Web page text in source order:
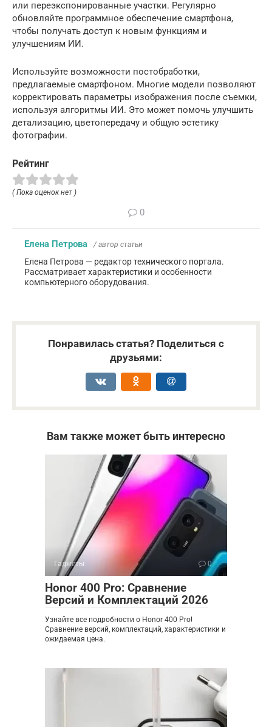
или переэкспонированные участки. Регулярно
обновляйте программное обеспечение смартфона,
чтобы получать доступ к новым функциям и
улучшениям ИИ.
Используйте возможности постобработки,
предлагаемые смартфоном. Многие модели позволяют
корректировать параметры изображения после съемки,
используя алгоритмы ИИ. Это может помочь улучшить
детализацию, цветопередачу и общую эстетику
фотографии.
Рейтинг
( Пока оценок нет )
0
Елена Петрова / автор статьи
Елена Петрова — редактор технического портала.
Рассматривает характеристики и особенности
компьютерного оборудования.
Понравилась статья? Поделиться с
друзьями:
Вам также может быть интересно
Гаджеты 0
Honor 400 Pro: Сравнение
Версий и Комплектаций 2026
Узнайте все подробности о Honor 400 Pro!
Сравнение версий, комплектаций, характеристики и
ожидаемая цена.